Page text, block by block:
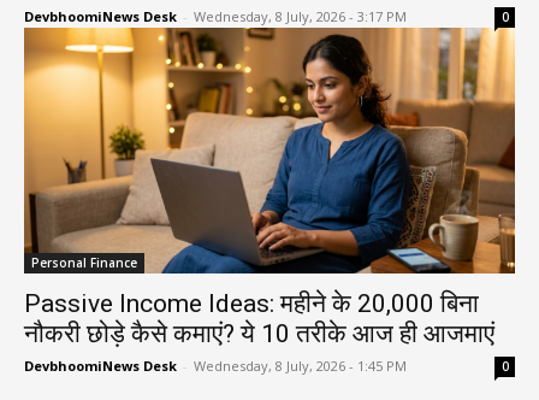
DevbhoomiNews Desk - Wednesday, 8 July, 2026 - 3:17 PM 0
Personal Finance
Passive Income Ideas: महीने के ₹20,000 बिना
नौकरी छोड़े कैसे कमाएं? ये 10 तरीके आज ही आजमाएं
DevbhoomiNews Desk - Wednesday, 8 July, 2026 - 1:45 PM 0